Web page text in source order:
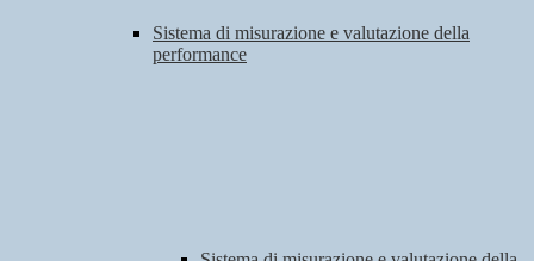
Sistema di misurazione e valutazione della
performance